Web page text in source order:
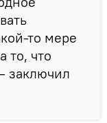
то мере
то, что
заключил